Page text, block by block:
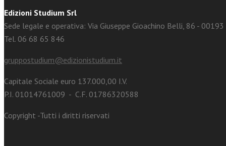
Edizioni Studium Srl
Sede legale e operativa: Via Giuseppe Gioachino Belli, 86 - 00193
Tel. 06 68 65 846
gruppostudium@edizionistudium.it
Capitale Sociale euro 137.000,00 I.V.
P.I. 01014761009 - C.F. 01786320588
Copyright -Tutti i diritti riservati